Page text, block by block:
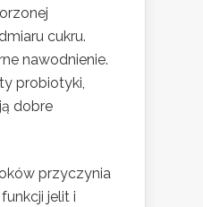
cukru.
nawodnienie.
probiotyki,
dobre
przyczynia
jelit i